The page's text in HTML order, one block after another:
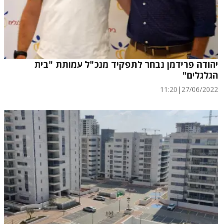
יהודה פרידמן נבחר לתפקיד מנכ"ל עמותת "בית
הגלגלים"
27/06/2022
|
11:20